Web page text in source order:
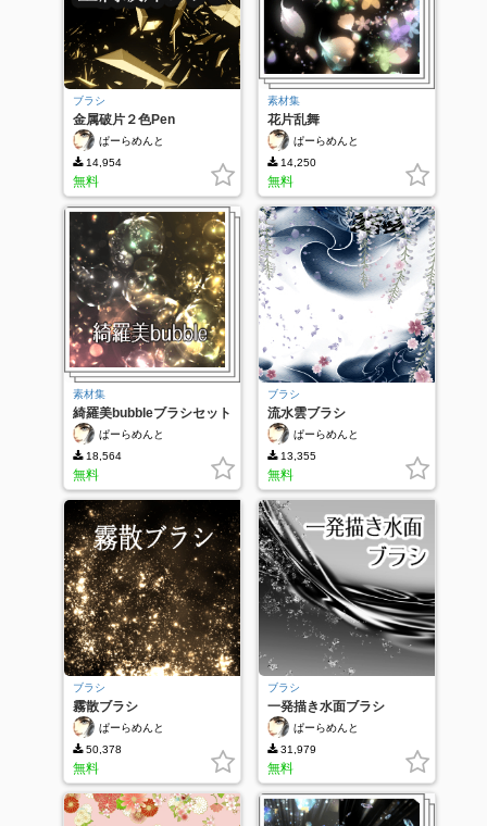
ブラシ
金属破片２色Pen
ぱーらめんと
14,954
無料
素材集
花片乱舞
ぱーらめんと
14,250
無料
素材集
綺羅美bubbleブラシセット
ぱーらめんと
18,564
無料
ブラシ
流水雲ブラシ
ぱーらめんと
13,355
無料
ブラシ
霧散ブラシ
ぱーらめんと
50,378
無料
ブラシ
一発描き水面ブラシ
ぱーらめんと
31,979
無料